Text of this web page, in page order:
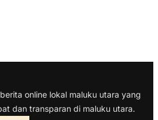
online lokal maluku utara yang
dan transparan di maluku utara.